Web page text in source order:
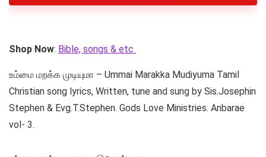
Shop Now: Bible, songs & etc
உம்மை மறக்க முடியுமா – Ummai Marakka Mudiyuma Tamil
Christian song lyrics, Written, tune and sung by Sis.Josephin
Stephen & Evg.T.Stephen. Gods Love Ministries. Anbarae
vol- 3.